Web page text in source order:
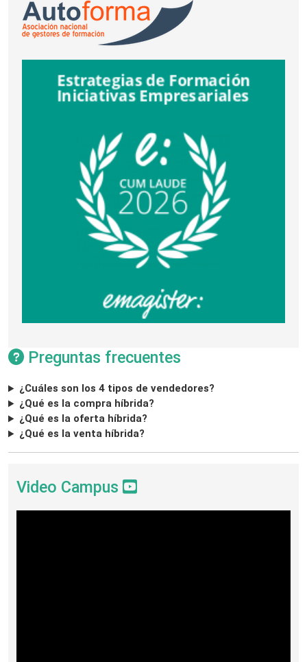
Preguntas frecuentes
¿Cuáles son los 4 tipos de vendedores?
¿Qué es la compra híbrida?
¿Qué es la oferta híbrida?
¿Qué es la venta híbrida?
Video Campus